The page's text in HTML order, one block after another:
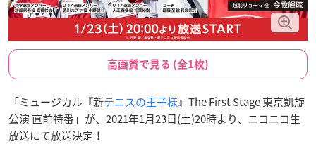
高画質で見る (全1枚)
「ミュージカル『新テニスの王子様』The First Stage 東京凱旋
公演 直前特番」が、2021年1月23日(土)20時より、ニコニコ生
放送にて放送決定！